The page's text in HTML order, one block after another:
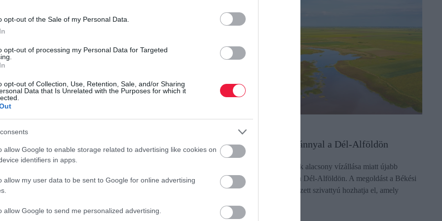
opt-out of the Sale of my Personal Data.
opt-out of processing my Personal Data for Targeted
opt-out of Collection, Use, Retention, Sale, and/or Sharing
Data that Is Unrelated with the Purposes for which it
allow Google to enable storage related to advertising like cookies on
identifiers in apps.
allow my user data to be sent to Google for online advertising
allow Google to send me personalized advertising.
ehhez viszont elengedhetetlen a pontos megfigyelés.
alatt telelnek, a lárvák az időjárástól függően május
elsősorban a tőkék alsó részén található hajtásokat.
a rovarok ilyenkor még kevésbé mozgékonyak.
levél fonáki oldalát érdemes megnézni.
közben fokozatosan nőnek, a színük az áttetsző
változik, miközben egyre határozottabbá válnak a
segíti az utolsó potrohszelvényen látható két fekete folt.
már a korai lárvaállapotokban szükség van,
felhívásokat ez alapján adják ki. A szőlőket a
NÖVÉNYTERMESZTÉS
Így küzdenek a vízhiánnyal a Dél-Alföldön
A tartós aszály és a Körösök alacsony vízállása miatt újabb
rendkívüli vízpótlás indult a Dél-Alföldön. A megoldást a Békési
duzzasztónál üzembe helyezett szivattyú hozhatja el, amely
rectangle